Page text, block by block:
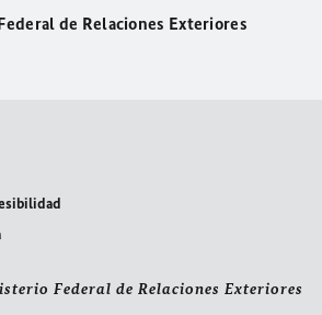
de Relaciones Exteriores
Federal de Relaciones Exteriores